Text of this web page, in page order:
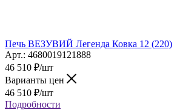
Печь ВЕЗУВИЙ Легенда Ковка 12 (220)
Арт.: 4680019121888
46 510 ₽/шт
Варианты цен
46 510 ₽/шт
Подробности